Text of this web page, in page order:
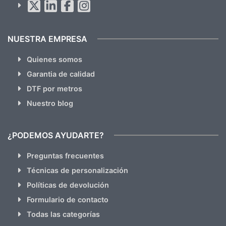
hacemos Spam)
NUESTRA EMPRESA
Quienes somos
Garantia de calidad
DTF por metros
Nuestro blog
¿PODEMOS AYUDARTE?
Preguntas frecuentes
Técnicas de personalización
Políticas de devolución
Formulario de contacto
Todas las categorías